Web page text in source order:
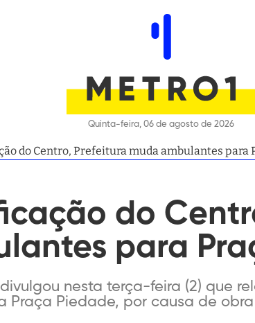
Quinta-feira, 06 de agosto de 2026
do Centro, Prefeitura muda ambulantes para
do
para
nesta terça-feira (2) que
Praça Piedade, por causa de